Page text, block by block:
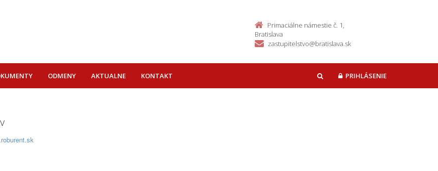
Primaciálne námestie č. 1,
Bratislava
zastupitelstvo@bratislava.sk
ODMENY AKTUALNE KONTAKT HĽADAŤPRIHLÁSENIE